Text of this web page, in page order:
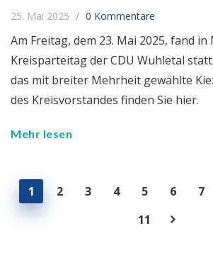
25. Mai 2025 0 Kommentare
Am Freitag, dem 23. Mai 2025, fand
Kreisparteitag der CDU Wuhletal
das mit breiter Mehrheit gewählte
des Kreisvorstandes finden Sie hier.
Mehr lesen
1 2 3 4 5 6 7
11